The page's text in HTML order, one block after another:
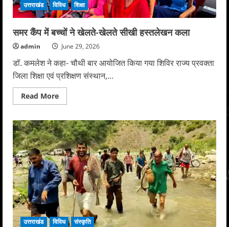
पाए
बीकेटीसी
अध्यक्ष
द्विवेदी
उत्तराखंड विविध शिक्षा
समर कैंप में बच्चों ने खेलते-खेलते सीखी हस्तलेखन कला
admin June 29, 2026
डॉ. कमलेश ने कहा- चौथी बार आयोजित किया गया शिविर राज्य प्रवक्ता
जिला शिक्षा एवं प्रशिक्षण संस्थान,...
Read MoreRead
more
कैंप
में
बच्चों
ने
खेलते-
खेलते
सीखी
हस्तलेखन
कला
उत्तराखंड विविध संस्कृति